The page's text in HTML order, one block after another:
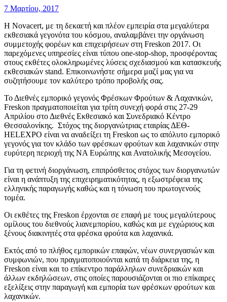
7 Μαρτίου, 2017
Η Novacert, με τη δεκαετή και πλέον εμπειρία στα μεγαλύτερα
εκθεσιακά γεγονότα του κόσμου, αναλαμβάνει την οργάνωση
συμμετοχής φορέων και επιχειρήσεων στη Freskon 2017. Οι
παρεχόμενες υπηρεσίες είναι τύπου one-stop-shop, προσφέροντας
στους εκθέτες ολοκληρωμένες λύσεις σχεδιασμού και κατασκευής
εκθεσιακών stand. Επικοινωνήστε σήμερα μαζί μας για να
συζητήσουμε τον καλύτερο τρόπο προβολής σας.
Το Διεθνές εμπορικό γεγονός Φρέσκων Φρούτων & Λαχανικών,
Freskon πραγματοποιείται για τρίτη συνεχή φορά στις 27-29
Απριλίου στο Διεθνές Εκθεσιακό και Συνεδριακό Κέντρο
Θεσσαλονίκης. Στόχος της διοργανώτριας εταιρίας ΔΕΘ-
HELEXPO είναι να αναδείξει τη Freskon ως το απόλυτο εμπορικό
γεγονός για τον κλάδο των φρέσκων φρούτων και λαχανικών στην
ευρύτερη περιοχή της ΝΑ Ευρώπης και Ανατολικής Μεσογείου.
Για τη φετινή διοργάνωση, επιπρόσθετος στόχος των διοργανωτών
είναι η ανάπτυξη της επιχειρηματικότητας, η εξωστρέφεια της
ελληνικής παραγωγής καθώς και η τόνωση του πρωτογενούς
τομέα.
Οι εκθέτες της Freskon έρχονται σε επαφή με τους μεγαλύτερους
ομίλους του διεθνούς λιανεμπορίου, καθώς και με εγχώριους και
ξένους διακινητές στα φρέσκα φρούτα και λαχανικά.
Εκτός από το πλήθος εμπορικών επαφών, νέων συνεργασιών και
συμφωνιών, που πραγματοποιούνται κατά τη διάρκεια της, η
Freskon είναι και το επίκεντρο παράλληλων συνεδριακών και
άλλων εκδηλώσεων, στις οποίες παρουσιάζονται οι πιο επίκαιρες
εξελίξεις στην παραγωγή και εμπορία των φρέσκων φρούτων και
λαχανικών.